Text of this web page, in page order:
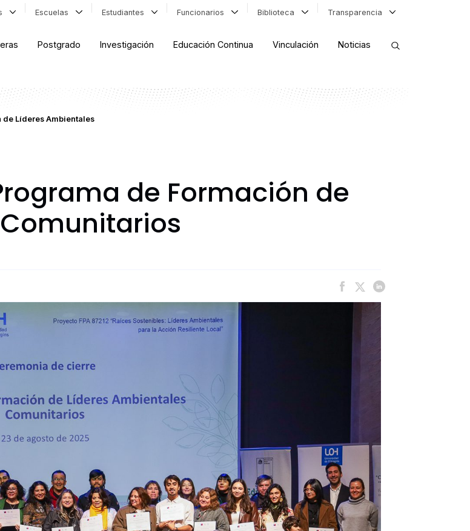
Escuelas Estudiantes Funcionarios Biblioteca Transparencia
Postgrado Investigación Educación Continua Vinculación Noticias
Líderes Ambientales
de Formación de